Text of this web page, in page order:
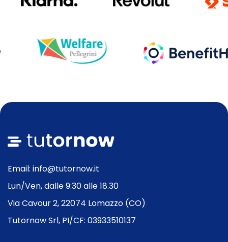
Email: info@tutornow.it
Lun/Ven, dalle 9:30 alle 18.30
Via Cavour 2, 22074 Lomazzo (CO)
Tutornow Srl, PI/CF: 03933510137